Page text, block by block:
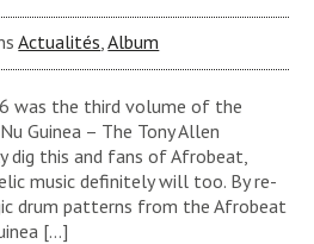
Actualités,Album
was the third volume of the
Guinea – The Tony Allen
dig this and fans of Afrobeat,
music definitely will too. By re-
drum patterns from the Afrobeat
[…]